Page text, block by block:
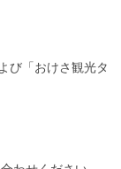
び「おけさ観光タ